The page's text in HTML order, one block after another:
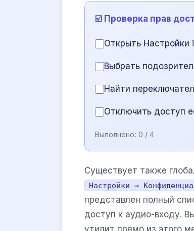
☑️ Проверка прав
Открыть Настройки
Выбрать
Найти
Отключить доступ
Выполнено: 0 / 4
Существует также
Настройки →
представлен полный
доступ к аудио-входу.